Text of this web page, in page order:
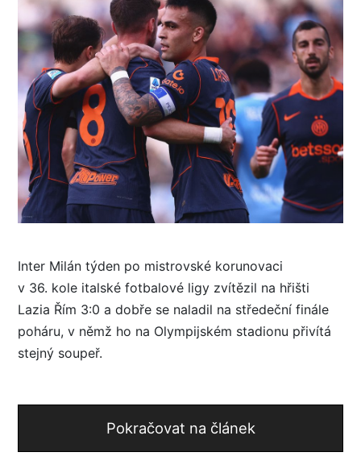
Inter Milán týden po mistrovské korunovaci
v 36. kole italské fotbalové ligy zvítězil na hřišti
Lazia Řím 3:0 a dobře se naladil na středeční finále
poháru, v němž ho na Olympijském stadionu přivítá
stejný soupeř.
Pokračovat na článek